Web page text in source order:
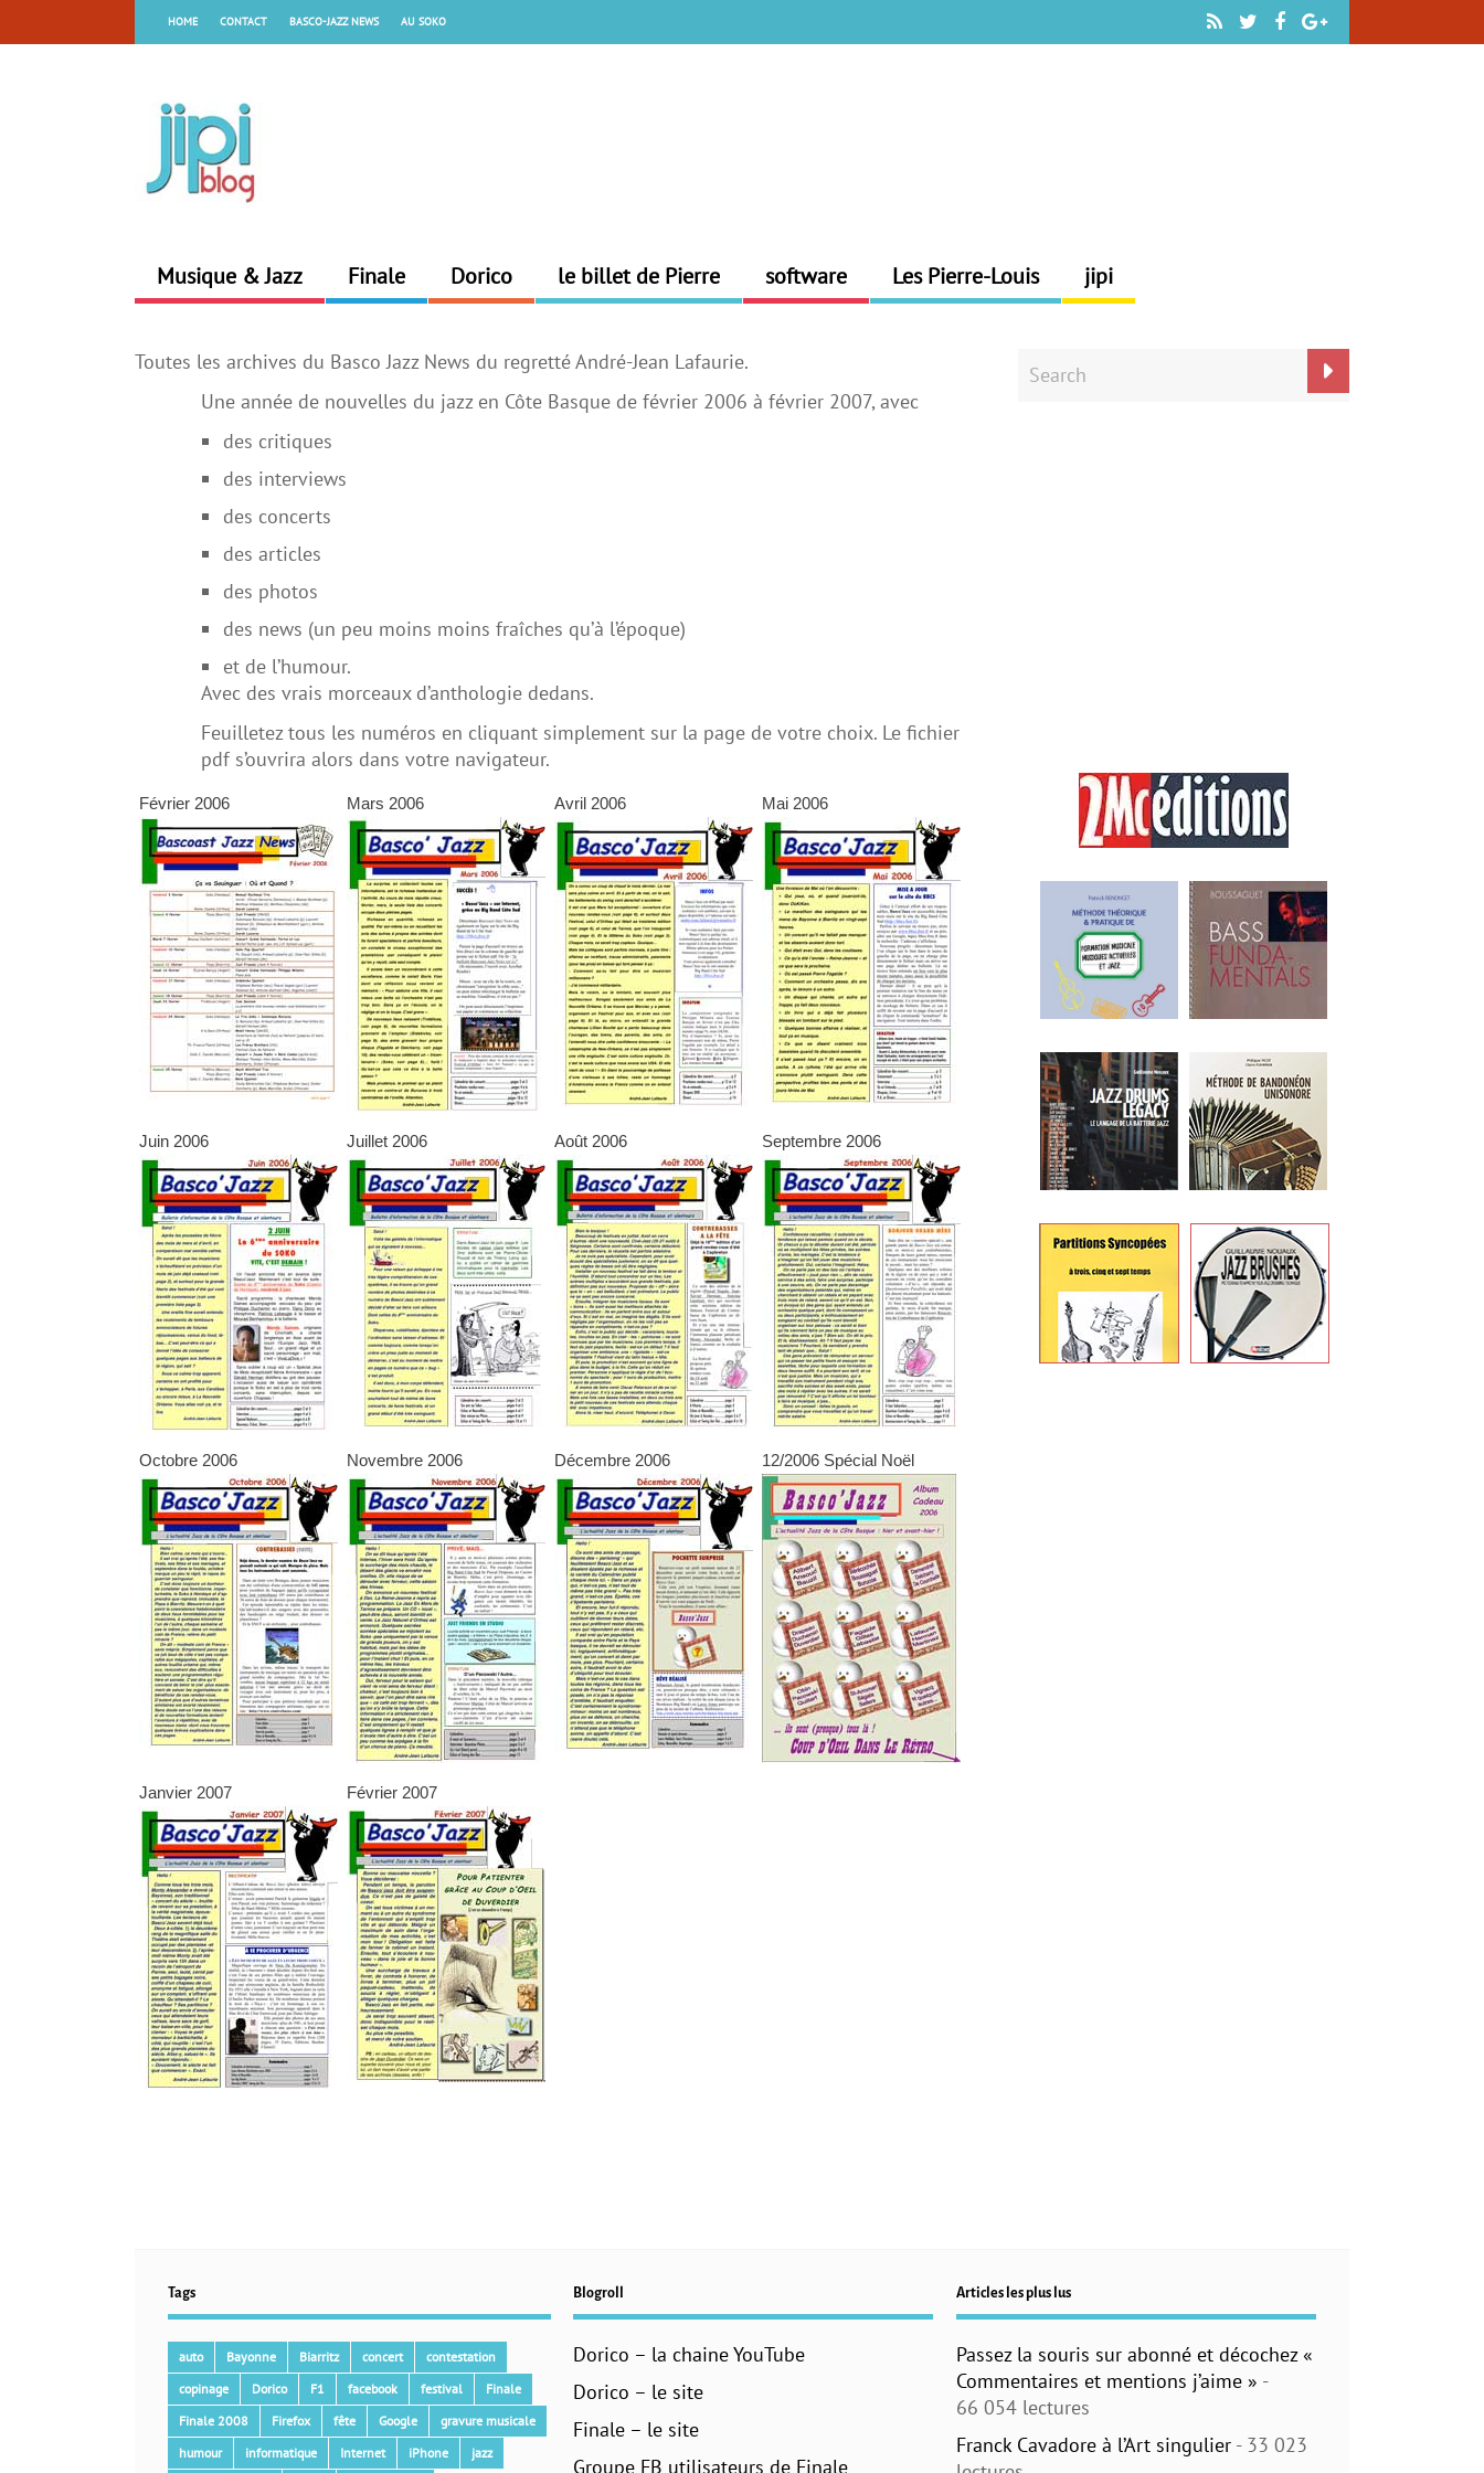
HOME CONTACT BASCO-JAZZ NEWS AU SOKO
Musique & Jazz Finale Dorico le billet de Pierre software Les Pierre-Louis jipi
Toutes les archives du Basco Jazz News du regretté André-Jean Lafaurie.
Une année de nouvelles du jazz en Côte Basque de février 2006 à février 2007, avec
des critiques
des interviews
des concerts
des articles
des photos
des news (un peu moins moins fraîches qu’à l’époque)
et de l’humour.
Avec des vrais morceaux d’anthologie dedans.
Feuilletez tous les numéros en cliquant simplement sur la page de votre choix. Le fichier
pdf s’ouvrira alors dans votre navigateur.
Février 2006 Mars 2006 Avril 2006 Mai 2006
Juin 2006 Juillet 2006 Août 2006 Septembre 2006
Octobre 2006 Novembre 2006 Décembre 2006 12/2006 Spécial Noël
Janvier 2007 Février 2007
Tags
auto Bayonne Biarritz concert
contestation
copinage
Dorico F1 facebook festival
Finale
Finale 2008
Firefox fête Google
gravure musicale
humour
informatique Internet iPhone jazz
Blogroll
Dorico – la chaine YouTube
Dorico – le site
Finale – le site
Groupe FB utilisateurs de Finale
Articles les plus lus
Passez la souris sur abonné et décochez «
Commentaires et mentions j’aime » -
66 054 lectures
Franck Cavadore à l’Art singulier - 33 023